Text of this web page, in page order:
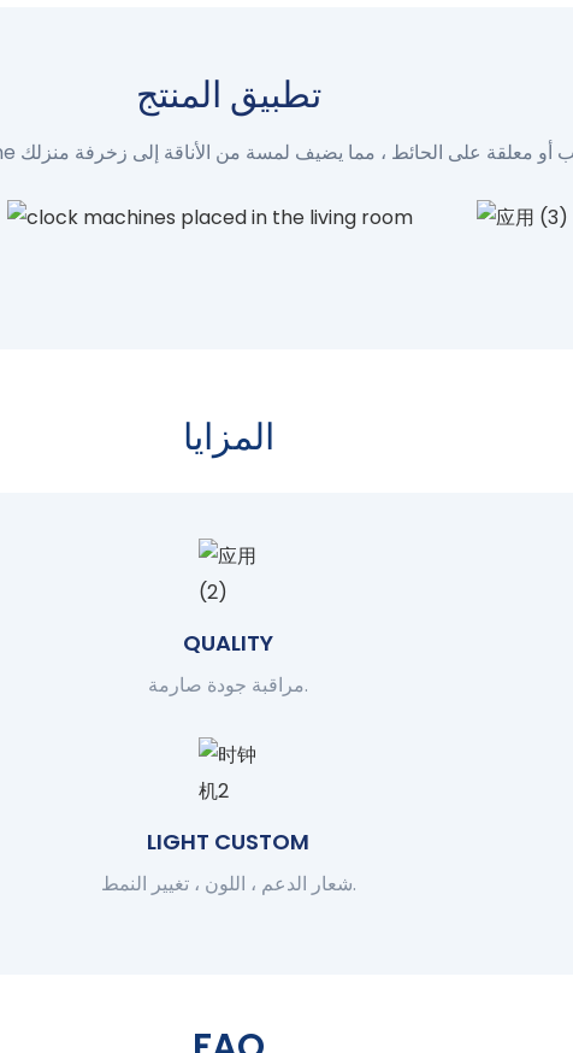
تطبيق المنتج
المزايا
QUALITY
مراقبة جودة صارمة.
LIGHT CUSTOM
شعار الدعم ، اللون ، تغيير النمط.